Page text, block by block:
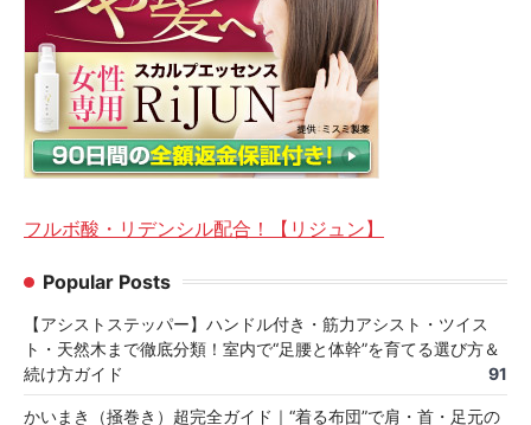
フルボ酸・リデンシル配合！【リジュン】
Popular Posts
【アシストステッパー】ハンドル付き・筋力アシスト・ツイス
ト・天然木まで徹底分類！室内で“足腰と体幹”を育てる選び方＆
続け方ガイド
91
かいまき（掻巻き）超完全ガイド｜“着る布団”で肩・首・足元の